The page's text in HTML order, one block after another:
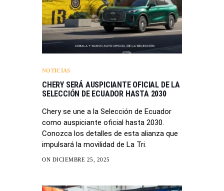
NOTICIAS
CHERY SERÁ AUSPICIANTE OFICIAL DE LA
SELECCIÓN DE ECUADOR HASTA 2030
Chery se une a la Selección de Ecuador
como auspiciante oficial hasta 2030.
Conozca los detalles de esta alianza que
impulsará la movilidad de La Tri.
ON DICIEMBRE 25, 2025